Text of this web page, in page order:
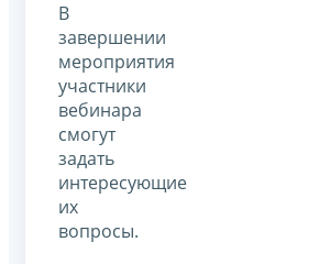
В
завершении
мероприятия
участники
вебинара
смогут
задать
интересующие
их
вопросы.